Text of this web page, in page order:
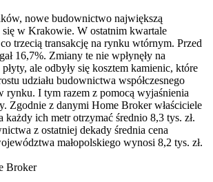
nowe budownictwo największą
się w Krakowie. W ostatnim kwartale
trzecią transakcję na rynku wtórnym. Przed
16,7%. Zmiany te nie wpłynęły na
ale odbyły się kosztem kamienic, które
udziału budownictwa współczesnego
rynku. I tym razem z pomocą wyjaśnienia
Zgodnie z danymi Home Broker właściciele
każdy ich metr otrzymać średnio 8,3 tys. zł.
z ostatniej dekady średnia cena
małopolskiego wynosi 8,2 tys. zł.
Broker